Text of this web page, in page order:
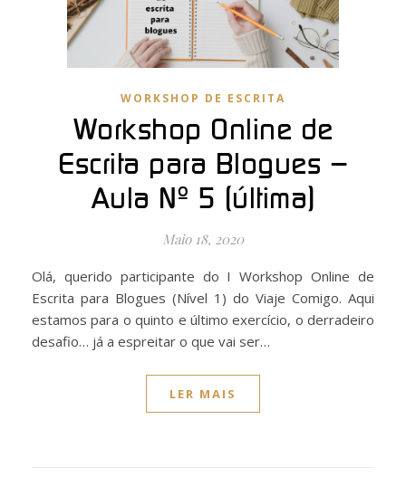
WORKSHOP DE ESCRITA
Workshop Online de
Escrita para Blogues –
Aula Nº 5 (última)
Maio 18, 2020
Olá, querido participante do I Workshop Online de
Escrita para Blogues (Nível 1) do Viaje Comigo. Aqui
estamos para o quinto e último exercício, o derradeiro
desafio… já a espreitar o que vai ser…
LER MAIS